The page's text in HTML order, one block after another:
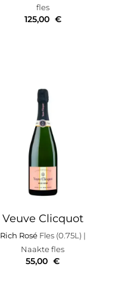
fles
125,00 €
Veuve Clicquot
Rich Rosé Fles (0.75L) |
Naakte fles
55,00 €